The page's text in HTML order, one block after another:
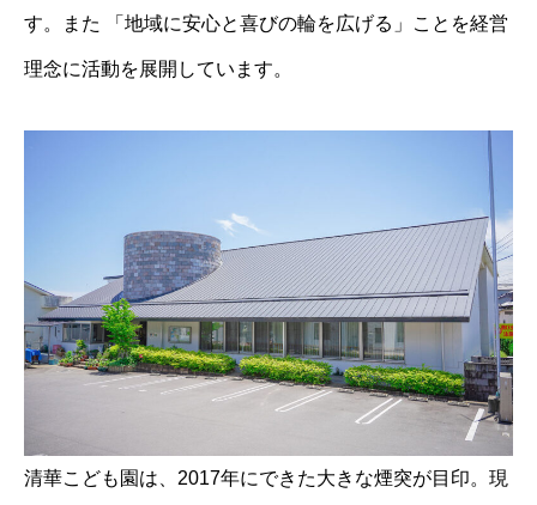
す。また 「地域に安心と喜びの輪を広げる」ことを経営
理念に活動を展開しています。
清華こども園は、2017年にできた大きな煙突が目印。現